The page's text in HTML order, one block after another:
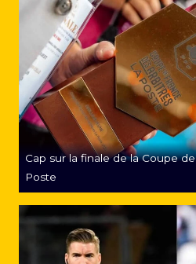
Cap sur la finale de la Coupe
Poste